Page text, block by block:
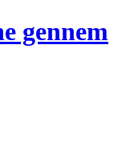
gennem